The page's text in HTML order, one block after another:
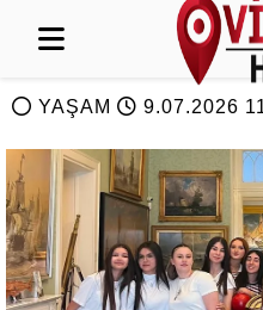
YAŞAM 9.07.2026